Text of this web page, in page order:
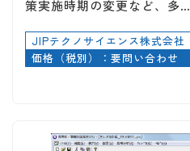
策実施時期の変更など、多…
JIPテクノサイエンス株式会社
価格（税別）：要問い合わせ